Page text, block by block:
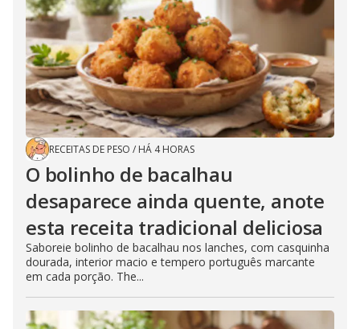
RECEITAS DE PESO / HÁ 4 HORAS
O bolinho de bacalhau
desaparece ainda quente, anote
esta receita tradicional deliciosa
Saboreie bolinho de bacalhau nos lanches, com casquinha
dourada, interior macio e tempero português marcante
em cada porção. The...